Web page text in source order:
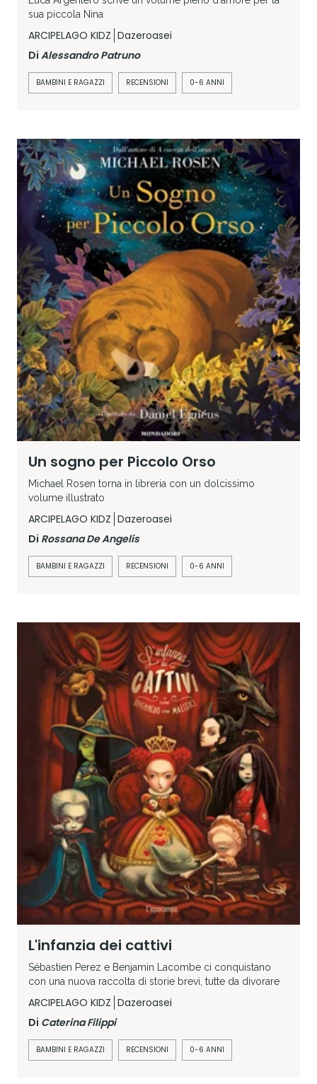
sua piccola Nina
ARCIPELAGO KIDZ Dazeroasei
Di Alessandro Patruno
BAMBINI E RAGAZZI RECENSIONI 0-6 ANNI
Un sogno per Piccolo Orso
Michael Rosen torna in libreria con un dolcissimo
volume illustrato
ARCIPELAGO KIDZ Dazeroasei
Di Rossana De Angelis
BAMBINI E RAGAZZI RECENSIONI 0-6 ANNI
L'infanzia dei cattivi
Sébastien Perez e Benjamin Lacombe ci conquistano
con una nuova raccolta di storie brevi, tutte da divorare
ARCIPELAGO KIDZ Dazeroasei
Di Caterina Filippi
BAMBINI E RAGAZZI RECENSIONI 0-6 ANNI